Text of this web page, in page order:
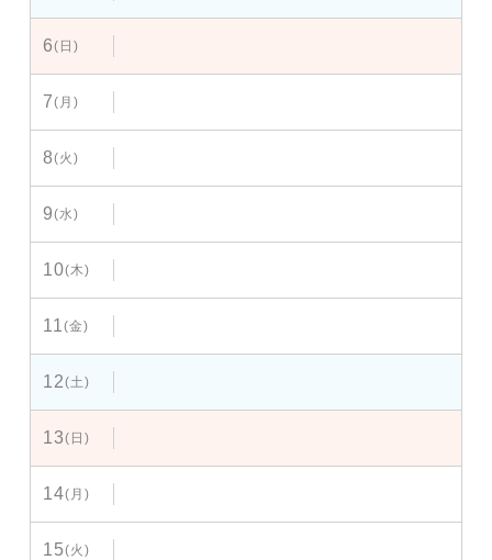
6(日)
7(月)
8(火)
9(水)
10(木)
11(金)
12(土)
13(日)
14(月)
15(火)